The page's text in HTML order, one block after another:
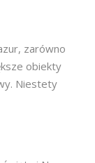
zarówno
obiekty
Niestety